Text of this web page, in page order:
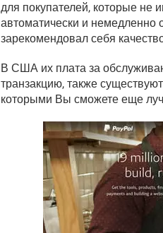
для покупателей, которые не
автоматически и немедленно
зарекомендовал себя
В США их плата за
транзакцию, также
которыми Вы сможете еще